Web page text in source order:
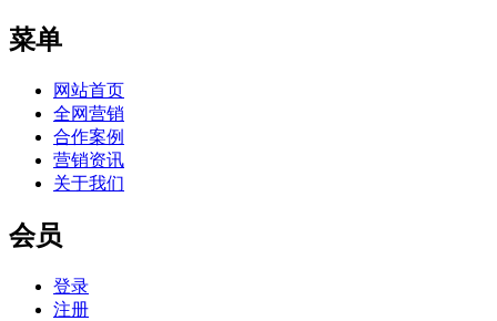
菜单
网站首页
全网营销
合作案例
营销资讯
关于我们
会员
登录
注册